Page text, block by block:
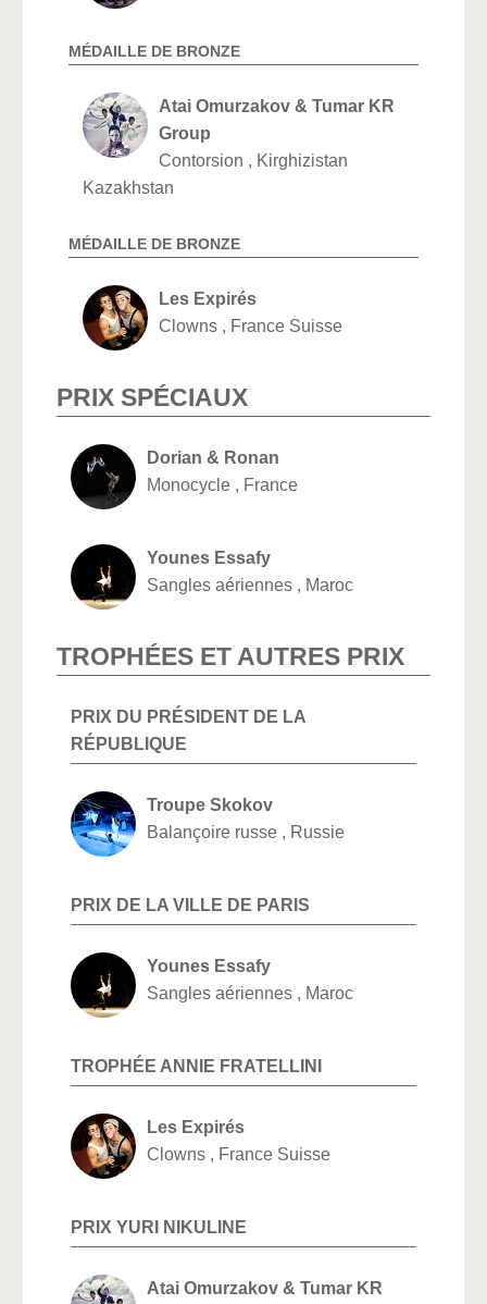
MÉDAILLE DE BRONZE
Atai Omurzakov & Tumar KR
Group
Contorsion , Kirghizistan
Kazakhstan
MÉDAILLE DE BRONZE
Les Expirés
Clowns , France Suisse
PRIX SPÉCIAUX
Dorian & Ronan
Monocycle , France
Younes Essafy
Sangles aériennes , Maroc
TROPHÉES ET AUTRES PRIX
PRIX DU PRÉSIDENT DE LA
RÉPUBLIQUE
Troupe Skokov
Balançoire russe , Russie
PRIX DE LA VILLE DE PARIS
Younes Essafy
Sangles aériennes , Maroc
TROPHÉE ANNIE FRATELLINI
Les Expirés
Clowns , France Suisse
PRIX YURI NIKULINE
Atai Omurzakov & Tumar KR